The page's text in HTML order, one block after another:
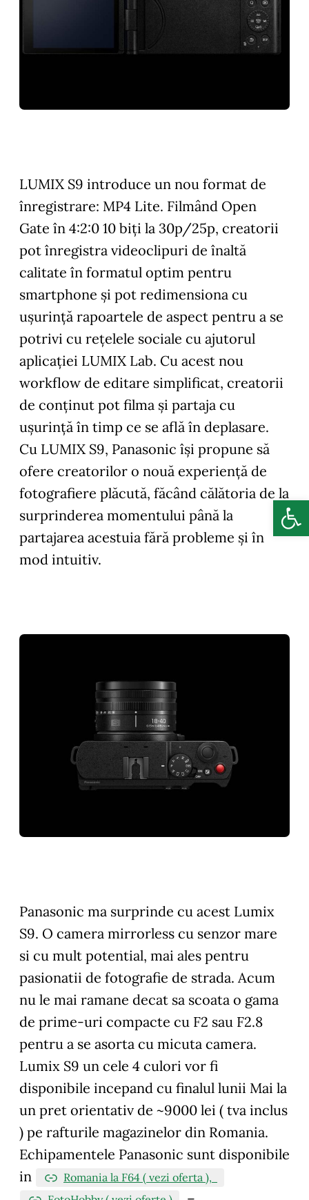
LUMIX S9 introduce un nou format de
înregistrare: MP4 Lite. Filmând Open
Gate în 4:2:0 10 biți la 30p/25p, creatorii
pot înregistra videoclipuri de înaltă
calitate în formatul optim pentru
smartphone și pot redimensiona cu
ușurință rapoartele de aspect pentru a se
potrivi cu rețelele sociale cu ajutorul
aplicației LUMIX Lab. Cu acest nou
workflow de editare simplificat, creatorii
de conținut pot filma și partaja cu
ușurință în timp ce se află în deplasare.
Cu LUMIX S9, Panasonic își propune să
ofere creatorilor o nouă experiență de
fotografiere plăcută, făcând călătoria de la
surprinderea momentului până la
partajarea acestuia fără probleme și în
mod intuitiv.
Panasonic ma surprinde cu acest Lumix
S9. O camera mirrorless cu senzor mare
si cu mult potential, mai ales pentru
pasionatii de fotografie de strada. Acum
nu le mai ramane decat sa scoata o gama
de prime-uri compacte cu F2 sau F2.8
pentru a se asorta cu micuta camera.
Lumix S9 un cele 4 culori vor fi
disponibile incepand cu finalul lunii Mai la
un pret orientativ de ~9000 lei ( tva inclus
) pe rafturile magazinelor din Romania.
Echipamentele Panasonic sunt disponibile
in
Romania la F64 ( vezi oferta ),